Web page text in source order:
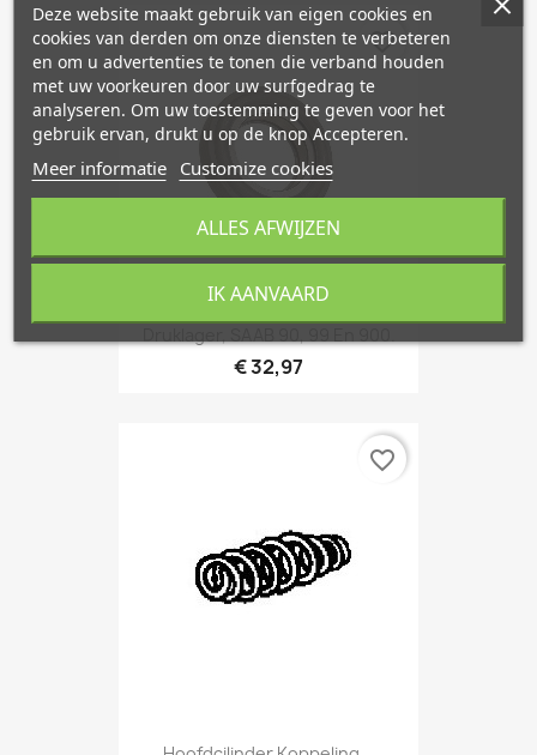
€ 32,97
favorite_border
favorite_border
Deze website maakt gebruik van eigen cookies en
cookies van derden om onze diensten te verbeteren
en om u advertenties te tonen die verband houden
met uw voorkeuren door uw surfgedrag te
analyseren. Om uw toestemming te geven voor het
gebruik ervan, drukt u op de knop Accepteren.
Meer informatie Customize cookies
ALLES AFWIJZEN
IK AANVAARD